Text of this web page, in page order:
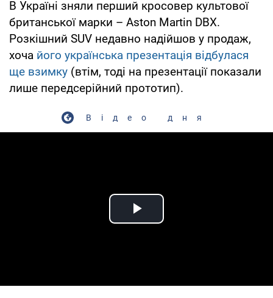
В Україні зняли перший кросовер культової
британської марки – Aston Martin DBX.
Розкішний SUV недавно надійшов у продаж,
хоча його українська презентація відбулася
ще взимку (втім, тоді на презентації показали
лише передсерійний прототип).
Відео дня
Play Video